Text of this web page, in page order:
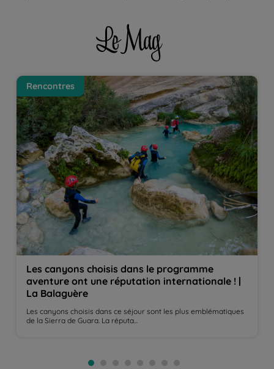
Les canyons choisis dans le programme aventure
ont une réputation internationale ! | La Balaguère
Rencontres
Les canyons choisis dans le programme
aventure ont une réputation internationale ! |
La Balaguère
Les canyons choisis dans ce séjour sont les plus emblématiques
de la Sierra de Guara. La réputa...